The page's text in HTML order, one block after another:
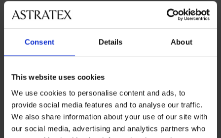
Consent Details About
This website uses cookies
We use cookies to personalise content and ads, to
provide social media features and to analyse our traffic.
We also share information about your use of our site with
our social media, advertising and analytics partners who